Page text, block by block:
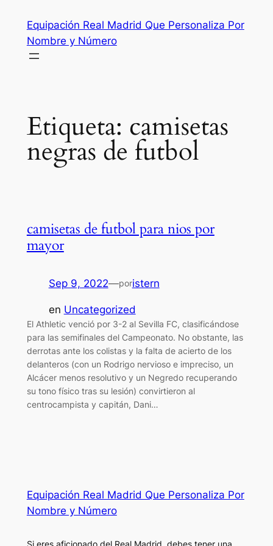
contenido
Equipación Real Madrid Que Personaliza Por
Nombre y Número
Etiqueta: camisetas
negras de futbol
camisetas de futbol para nios por
mayor
Sep 9, 2022—poristern
en Uncategorized
El Athletic venció por 3-2 al Sevilla FC, clasificándose
para las semifinales del Campeonato. No obstante, las
derrotas ante los colistas y la falta de acierto de los
delanteros (con un Rodrigo nervioso e impreciso, un
Alcácer menos resolutivo y un Negredo recuperando
su tono físico tras su lesión) convirtieron al
centrocampista y capitán, Dani…
Equipación Real Madrid Que Personaliza Por
Nombre y Número
Si eres aficionado del Real Madrid, debes tener una